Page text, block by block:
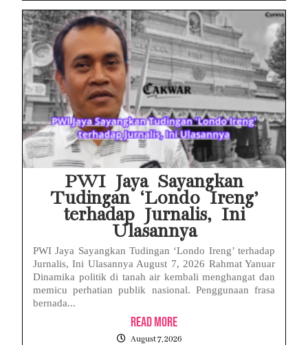
PWI Jaya Sayangkan
Tudingan ‘Londo Ireng’
terhadap Jurnalis, Ini
Ulasannya
PWI Jaya Sayangkan Tudingan ‘Londo Ireng’ terhadap
Jurnalis, Ini Ulasannya August 7, 2026 Rahmat Yanuar
Dinamika politik di tanah air kembali menghangat dan
memicu perhatian publik nasional. Penggunaan frasa
bernada...
Read More
August 7, 2026